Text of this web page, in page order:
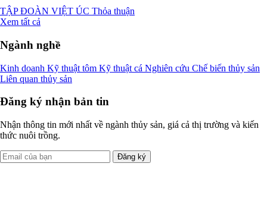
TẬP ĐOÀN VIỆT ÚC Thỏa thuận
Xem tất cả
Ngành nghề
Kinh doanh Kỹ thuật tôm Kỹ thuật cá Nghiên cứu Chế biến thủy sản
Liên quan thủy sản
Đăng ký nhận bản tin
Nhận thông tin mới nhất về ngành thủy sản, giá cả thị trường và kiến
thức nuôi trồng.
Đăng ký